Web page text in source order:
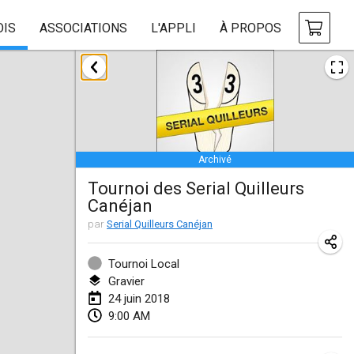
ASSOCIATIONS L'APPLI À PROPOS
Archivé
Tournoi des Serial Quilleurs
Canéjan
par Serial Quilleurs Canéjan
Tournoi Local
Gravier
24 juin 2018
9:00 AM
janvier 2018
Open des rois de Mölkky
21 janv. 2018|France
Individuel du Garo
21 janv. 2018|France
Tournoi d'Hiver
27 janv. 2018|France
27 janv. 2018
février 2018